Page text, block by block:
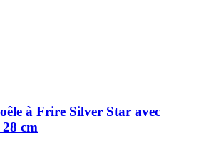
à Frire Silver Star avec
cm